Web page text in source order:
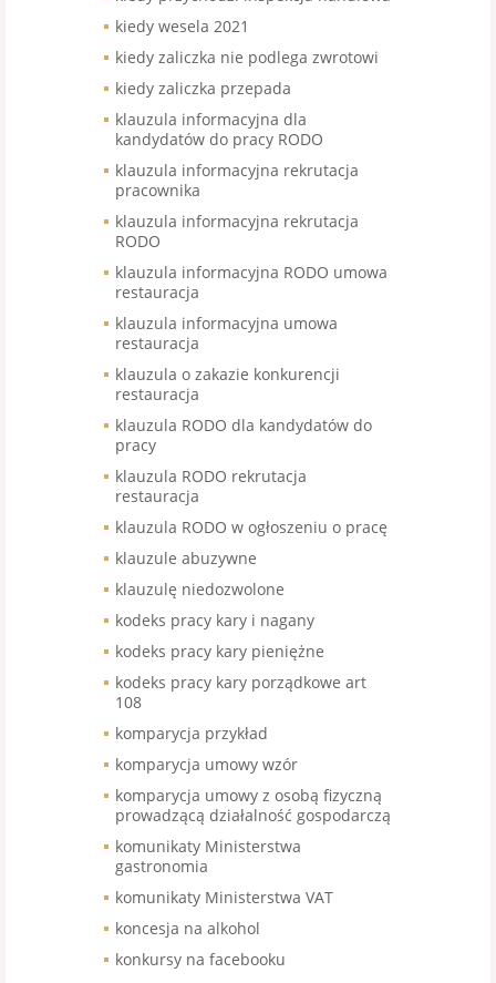
kiedy wesela 2021
kiedy zaliczka nie podlega zwrotowi
kiedy zaliczka przepada
klauzula informacyjna dla
kandydatów do pracy RODO
klauzula informacyjna rekrutacja
pracownika
klauzula informacyjna rekrutacja
RODO
klauzula informacyjna RODO umowa
restauracja
klauzula informacyjna umowa
restauracja
klauzula o zakazie konkurencji
restauracja
klauzula RODO dla kandydatów do
pracy
klauzula RODO rekrutacja
restauracja
klauzula RODO w ogłoszeniu o pracę
klauzule abuzywne
klauzulę niedozwolone
kodeks pracy kary i nagany
kodeks pracy kary pieniężne
kodeks pracy kary porządkowe art
108
komparycja przykład
komparycja umowy wzór
komparycja umowy z osobą fizyczną
prowadzącą działalność gospodarczą
komunikaty Ministerstwa
gastronomia
komunikaty Ministerstwa VAT
koncesja na alkohol
konkursy na facebooku